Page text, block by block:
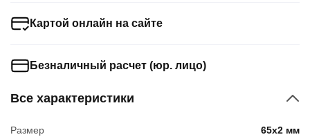
Все характеристики
Размер 65х2 мм
Картой онлайн на сайте
Безналичный расчет (юр. лицо)